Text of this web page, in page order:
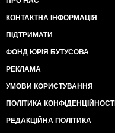
КОНТАКТНА ІНФОРМАЦІЯ
ПІДТРИМАТИ
ФОНД ЮРІЯ БУТУСОВА
РЕКЛАМА
УМОВИ КОРИСТУВАННЯ
ПОЛІТИКА КОНФІДЕНЦІЙНОСТІ
РЕДАКЦІЙНА ПОЛІТИКА